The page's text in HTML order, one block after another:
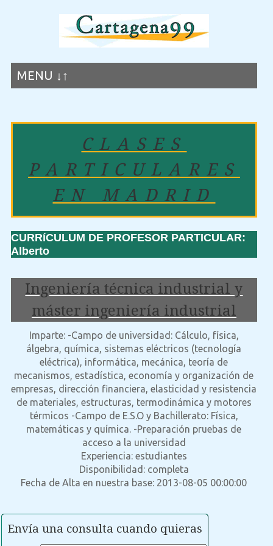
MENU ↓↑
CLASES
PARTICULARES
EN MADRID
CURRíCULUM DE PROFESOR PARTICULAR:
Alberto
Ingeniería técnica industrial y
máster ingeniería industrial
Imparte: -Campo de universidad: Cálculo, física,
álgebra, química, sistemas eléctricos (tecnología
eléctrica), informática, mecánica, teoría de
mecanismos, estadística, economía y organización de
empresas, dirección financiera, elasticidad y resistencia
de materiales, estructuras, termodinámica y motores
térmicos -Campo de E.S.O y Bachillerato: Física,
matemáticas y química. -Preparación pruebas de
acceso a la universidad
Experiencia: estudiantes
Disponibilidad: completa
Fecha de Alta en nuestra base: 2013-08-05 00:00:00
Envía una consulta cuando quieras